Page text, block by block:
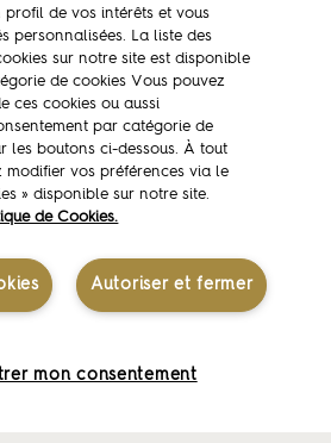
Mentions légales
des données personnelles
de gestion des cookies
de vos intérêts et vous
personnalisées. La liste des
sur notre site est disponible
de cookies Vous pouvez
ces cookies ou aussi
par catégorie de
les boutons ci-dessous. À tout
modifier vos préférences via le
» disponible sur notre site.
de Cookies.
Autoriser et fermer
mon consentement